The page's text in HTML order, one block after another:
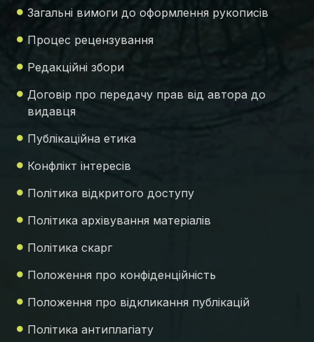
Загальні вимоги до оформлення рукописів
Процес рецензування
Редакційні збори
Договір про передачу прав від автора до
видавця
Публікаційна етика
Конфлікт інтересів
Політика відкритого доступу
Політика архівування матеріалів
Політика скарг
Положення про конфіденційність
Положення про відкликання публікацій
Політика антиплагіату